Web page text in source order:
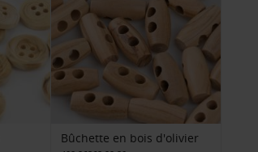
Bûchette en bois d'olivier